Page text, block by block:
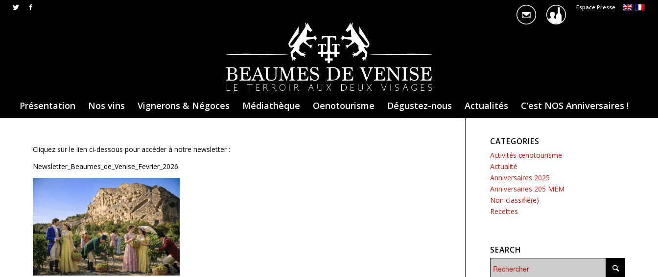
Espace Presse
Présentation Nos vins Vignerons & Négoces Médiathèque Oenotourisme Dégustez-nous Actualités C’est NOS Anniversaires !
Cliquez sur le lien ci-dessous pour accéder à notre newsletter :
Newsletter_Beaumes_de_Venise_Fevrier_2026
CATEGORIES
Activités œnotourisme
Actualité
Anniversaires 2025
Anniversaires 205 MEM
Non classifié(e)
Recettes
SEARCH